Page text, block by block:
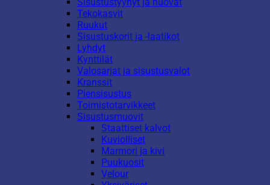
Sisustustyynyt ja huovat
Tekokasvit
Ruukut
Sisustuskorit ja -laatikot
Lyhdyt
Kynttilät
Valosarjat ja sisustusvalot
Kranssit
Piensisustus
Toimistotarvikkeet
Sisustusmuovit
Staattiset kalvot
Kuviolliset
Marmori ja kivi
Puukuosit
Velour